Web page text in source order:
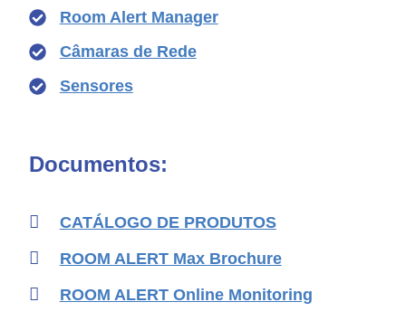
Room Alert Manager
Câmaras de Rede
Sensores
Documentos:
CATÁLOGO DE PRODUTOS
ROOM ALERT Max Brochure
ROOM ALERT Online Monitoring